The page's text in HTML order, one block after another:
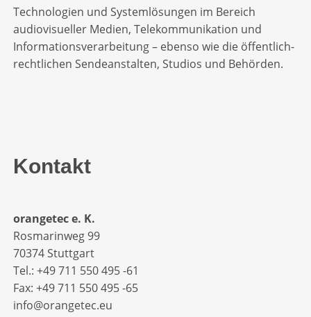
Technologien und Systemlösungen im Bereich
audiovisueller Medien, Telekommunikation und
Informationsverarbeitung – ebenso wie die öffentlich-
rechtlichen Sendeanstalten, Studios und Behörden.
Kontakt
orangetec e. K.
Rosmarinweg 99
70374 Stuttgart
Tel.: +49 711 550 495 -61‬
Fax: +49 711 550 495 -65‬
info@orangetec.eu